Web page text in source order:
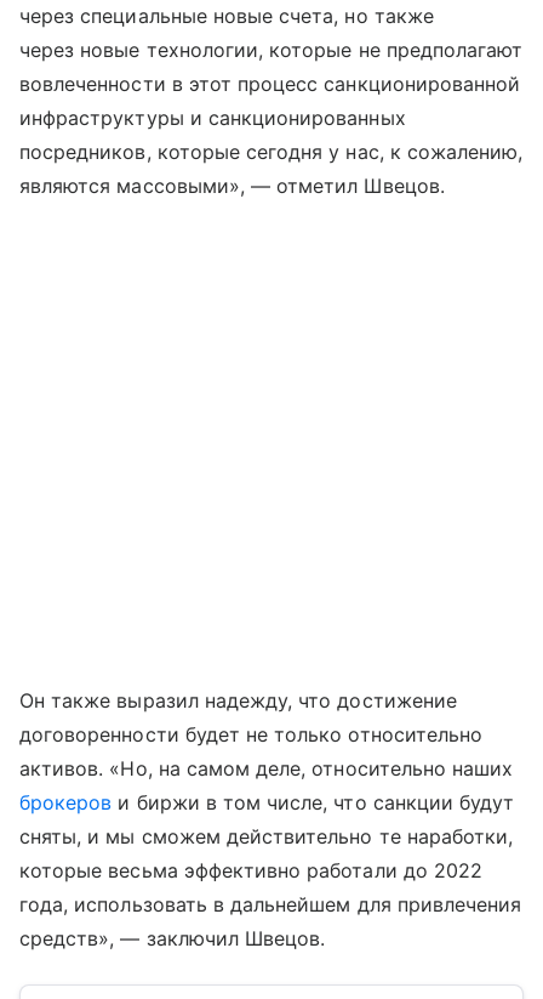
через специальные новые счета, но также
через новые технологии, которые не предполагают
вовлеченности в этот процесс санкционированной
инфраструктуры и санкционированных
посредников, которые сегодня у нас, к сожалению,
являются массовыми», — отметил Швецов.
Он также выразил надежду, что достижение
договоренности будет не только относительно
активов. «Но, на самом деле, относительно наших
брокеров и биржи в том числе, что санкции будут
сняты, и мы сможем действительно те наработки,
которые весьма эффективно работали до 2022
года, использовать в дальнейшем для привлечения
средств», — заключил Швецов.